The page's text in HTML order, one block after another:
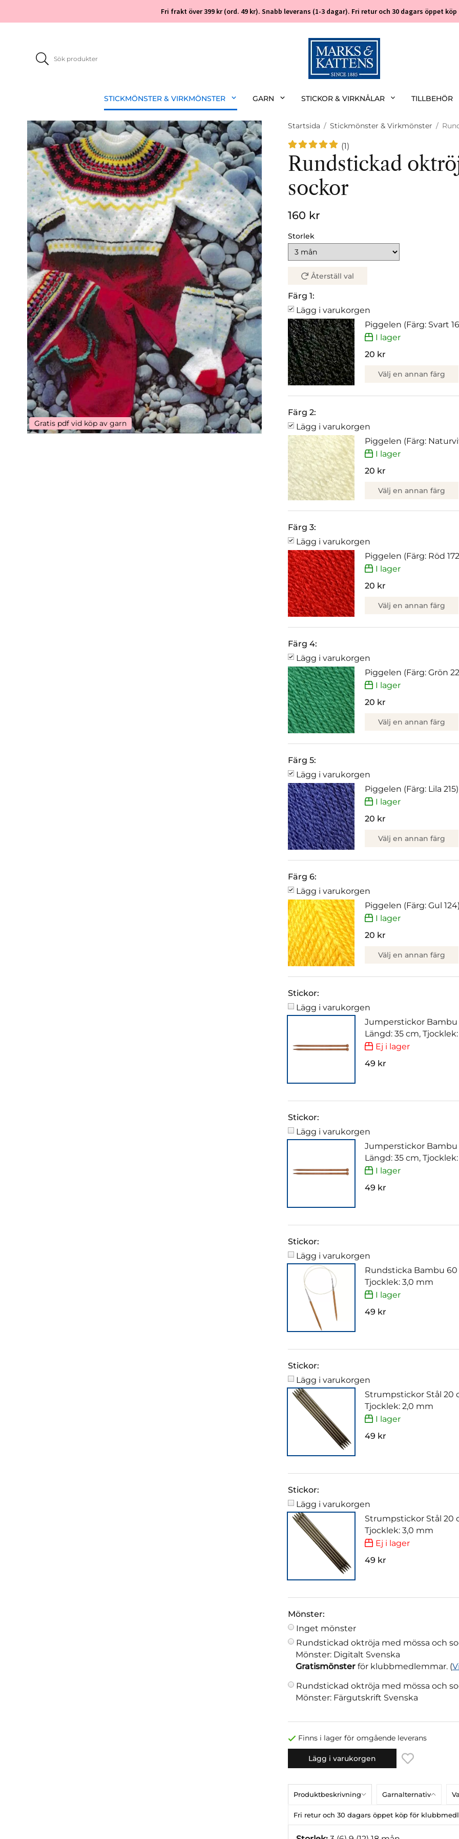
Fri frakt över 399 kr (ord. 49 kr). Snabb leverans (1-3 dagar). Fri retur och 30 dagars öppet
STICKMÖNSTER & VIRKMÖNSTER GARN STICKOR & VIRKNÅLAR TILLBEHÖR
Gratis pdf vid köp av garn
Startsida / Stickmönster & Virkmönster /
(1)
Rundstickad
sockor
160 kr
Storlek
Återställ val
Färg 1:
Lägg i varukorgen
Piggelen (Färg: Svart
I lager
20 kr
Välj en annan färg
Färg 2:
Lägg i varukorgen
Piggelen (Färg:
I lager
20 kr
Välj en annan färg
Färg 3:
Lägg i varukorgen
Piggelen (Färg: Röd
I lager
20 kr
Välj en annan färg
Färg 4:
Lägg i varukorgen
Piggelen (Färg: Grön
I lager
20 kr
Välj en annan färg
Färg 5:
Lägg i varukorgen
Piggelen (Färg: Lila 215)
I lager
20 kr
Välj en annan färg
Färg 6:
Lägg i varukorgen
Piggelen (Färg: Gul
I lager
20 kr
Välj en annan färg
Stickor:
Lägg i varukorgen
Jumperstickor Bambu
Längd: 35 cm,
Ej i lager
49 kr
Stickor:
Lägg i varukorgen
Jumperstickor Bambu
Längd: 35 cm,
I lager
49 kr
Stickor:
Lägg i varukorgen
Rundsticka Bambu
Tjocklek: 3,0 mm
I lager
49 kr
Stickor:
Lägg i varukorgen
Strumpstickor Stål 20
Tjocklek: 2,0 mm
I lager
49 kr
Stickor:
Lägg i varukorgen
Strumpstickor Stål 20
Tjocklek: 3,0 mm
Ej i lager
49 kr
Mönster:
Inget mönster
Rundstickad oktröja med mössa och
Mönster: Digitalt Svenska
Gratismönster för klubbmedlemmar. (
Rundstickad oktröja med mössa och
Mönster: Färgutskrift Svenska
Finns i lager för omgående leverans
Lägg i varukorgen
Produktbeskrivning Garnalternativ
Fri retur och 30 dagars öppet köp för